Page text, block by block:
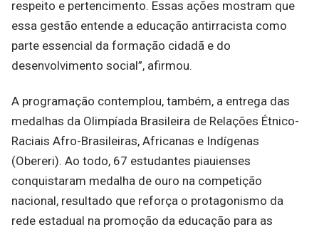
respeito e pertencimento. Essas ações mostram que
essa gestão entende a educação antirracista como
parte essencial da formação cidadã e do
desenvolvimento social”, afirmou.
A programação contemplou, também, a entrega das
medalhas da Olimpíada Brasileira de Relações Étnico-
Raciais Afro-Brasileiras, Africanas e Indígenas
(Obereri). Ao todo, 67 estudantes piauienses
conquistaram medalha de ouro na competição
nacional, resultado que reforça o protagonismo da
rede estadual na promoção da educação para as